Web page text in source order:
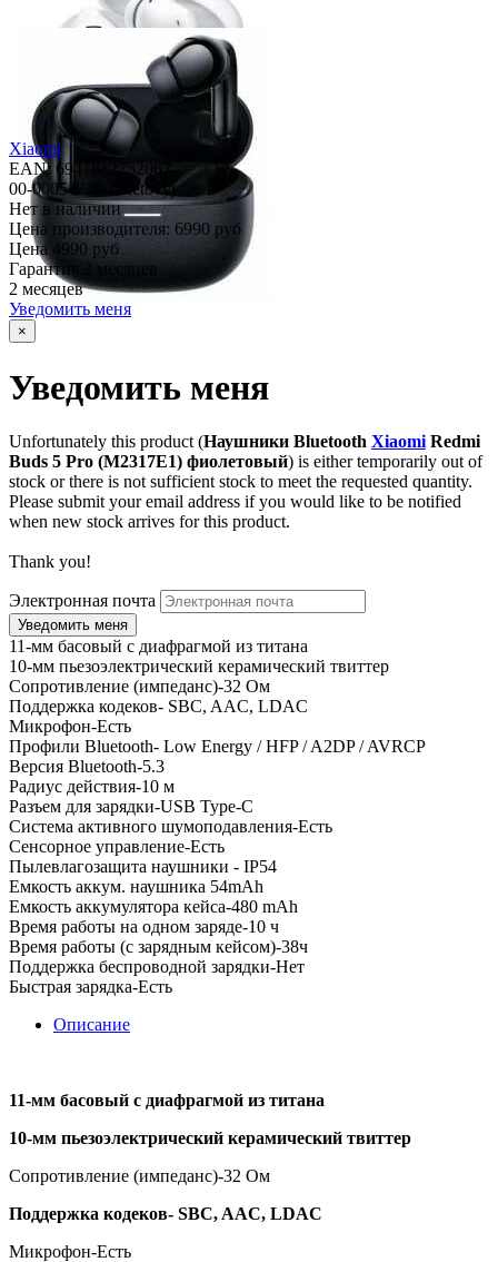
Xiaomi
EAN: 6941812752067
00-00054249-fioletovyj
Нет в наличии
Цена производителя: 6990 руб
Цена 4990 руб
Гарантия
2 месяцев
2 месяцев
Уведомить меня
×
Уведомить меня
Unfortunately this product (Наушники Bluetooth Xiaomi Redmi
Buds 5 Pro (M2317E1) фиолетовый) is either temporarily out of
stock or there is not sufficient stock to meet the requested quantity.
Please submit your email address if you would like to be notified
when new stock arrives for this product.
Thank you!
Электронная почта
11-мм басовый с диафрагмой из титана
10-мм пьезоэлектрический керамический твиттер
Сопротивление (импеданс)-32 Ом
Поддержка кодеков- SBC, AAC, LDAC
Микрофон-Есть
Профили Bluetooth- Low Energy / HFP / A2DP / AVRCP
Версия Bluetooth-5.3
Радиус действия-10 м
Разъем для зарядки-USB Type-C
Система активного шумоподавления-Есть
Сенсорное управление-Есть
Пылевлагозащита наушники - IP54
Емкость аккум. наушника 54mAh
Емкость аккумулятора кейса-480 mAh
Время работы на одном заряде-10 ч
Время работы (с зарядным кейсом)-38ч
Поддержка беспроводной зарядки-Нет
Быстрая зарядка-Есть
Описание
11-мм басовый с диафрагмой из титана
10-мм пьезоэлектрический керамический твиттер
Сопротивление (импеданс)-32 Ом
Поддержка кодеков- SBC, AAC, LDAC
Микрофон-Есть